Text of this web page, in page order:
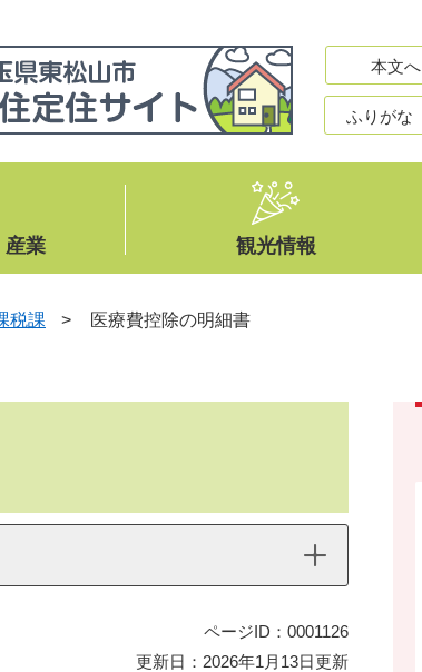
本文へ
ふりがな
産業 観光情報
税課 > 医療費控除の明細書
ページID：0001126
更新日：2026年1月13日更新